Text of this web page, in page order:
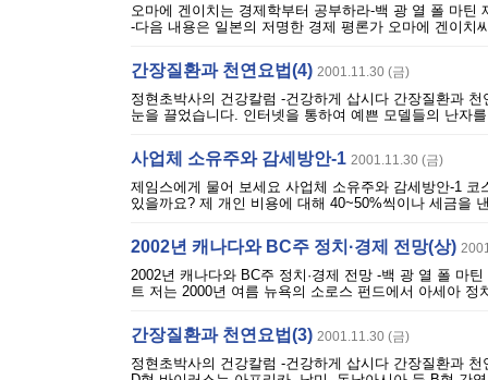
오마에 겐이치는 경제학부터 공부하라-백 광 열 폴 마
-다음 내용은 일본의 저명한 경제 평론가 오마에 겐이
간장질환과 천연요법(4) 2001.11.30 (금)
정현초박사의 건강칼럼 -건강하게 삽시다 간장질환과
눈을 끌었습니다. 인터넷을 통하여 예쁜 모델들의 난자
사업체 소유주와 감세방안-1 2001.11.30 (금)
제임스에게 물어 보세요 사업체 소유주와 감세방안-1
있을까요? 제 개인 비용에 대해 40~50%씩이나 세금을
2002년 캐나다와 BC주 정치·경제 전망(상)
2002년 캐나다와 BC주 정치·경제 전망 -백 광 열 폴 마
트 저는 2000년 여름 뉴욕의 소로스 펀드에서 아세아
간장질환과 천연요법(3) 2001.11.30 (금)
정현초박사의 건강칼럼 -건강하게 삽시다 간장질환과